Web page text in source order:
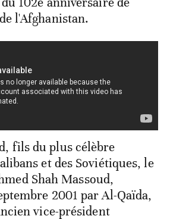
l'Afghanistan.
fils du plus célèbre
et des Soviétiques, le
Shah Massoud,
2001 par Al-Qaïda,
vice-président